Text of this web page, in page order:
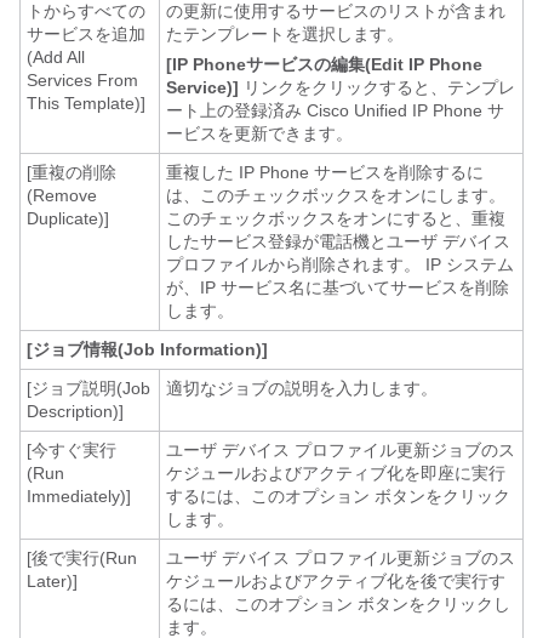
トからすべての
サービスを追加
(Add All
Services From
This Template)]
の更新に使用するサービスのリストが含まれ
たテンプレートを選択します。
[IP Phoneサービスの編集(Edit IP Phone
Service)] リンクをクリックすると、テンプレ
ート上の登録済み Cisco Unified IP Phone サ
ービスを更新できます。
[重複の削除
(Remove
Duplicate)]
重複した IP Phone サービスを削除するに
は、このチェックボックスをオンにします。
このチェックボックスをオンにすると、重複
したサービス登録が電話機とユーザ デバイス
プロファイルから削除されます。 IP システム
が、IP サービス名に基づいてサービスを削除
します。
[ジョブ情報(Job Information)]
[ジョブ説明(Job
Description)]
適切なジョブの説明を入力します。
[今すぐ実行
(Run
Immediately)]
ユーザ デバイス プロファイル更新ジョブのス
ケジュールおよびアクティブ化を即座に実行
するには、このオプション ボタンをクリック
します。
[後で実行(Run
Later)]
ユーザ デバイス プロファイル更新ジョブのス
ケジュールおよびアクティブ化を後で実行す
るには、このオプション ボタンをクリックし
ます。